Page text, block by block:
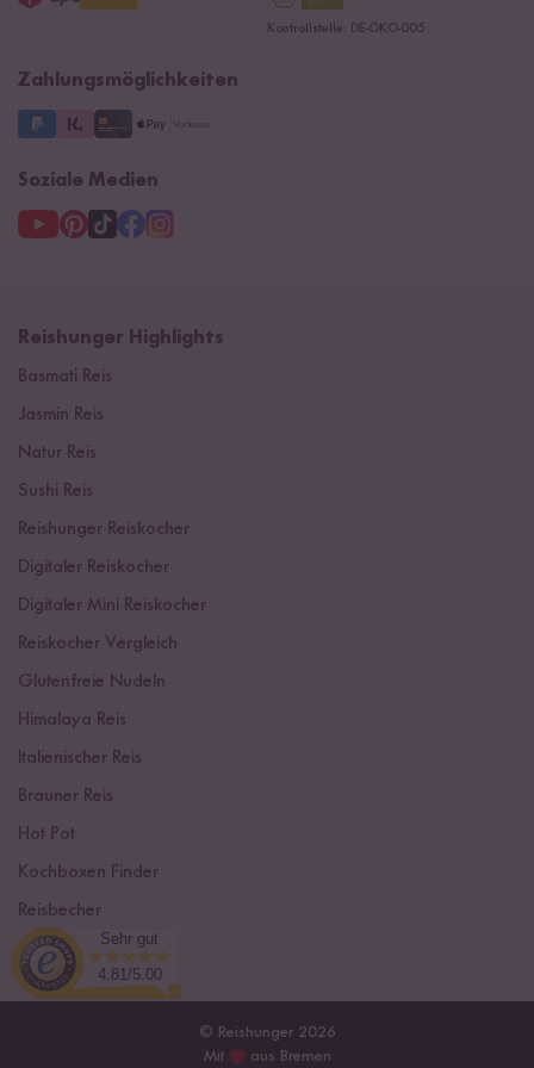
Datenschutzerklärung
3 Jahre Garantie
Kontrollstelle: DE-ÖKO-005
Zahlungsmöglichkeiten
Soziale Medien
Reishunger Highlights
Basmati Reis
Jasmin Reis
Natur Reis
Sushi Reis
Reishunger Reiskocher
Digitaler Reiskocher
Digitaler Mini Reiskocher
Reiskocher Vergleich
Glutenfreie Nudeln
Himalaya Reis
Italienischer Reis
Brauner Reis
Hot Pot
Kochboxen Finder
Reisbecher
Sushi Einsteiger Box
© Reishunger 2026
Mit
aus Bremen
Sehr gut
4.81/5.00